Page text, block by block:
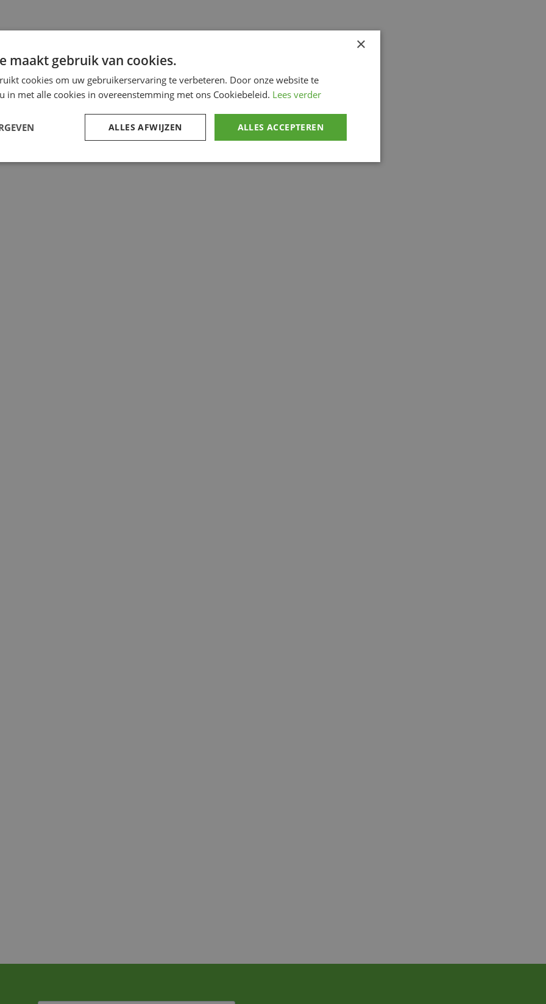
×
maakt gebruik van cookies.
cookies om uw gebruikerservaring te verbeteren. Door onze website te
in met alle cookies in overeenstemming met ons Cookiebeleid. Lees verder
ALLES ACCEPTEREN
ALLES AFWIJZEN